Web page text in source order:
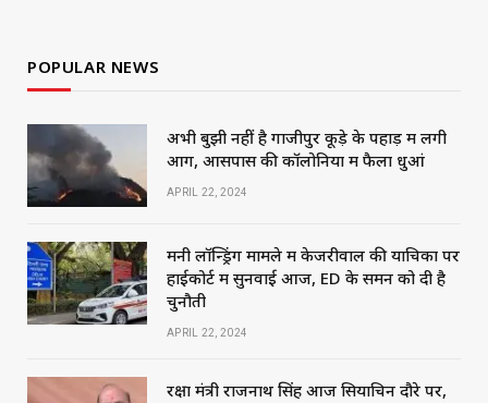
POPULAR NEWS
अभी बुझी नहीं है गाजीपुर कूड़े के पहाड़ में लगी
आग, आसपास की कॉलोनियों में फैला धुआं
APRIL 22, 2024
मनी लॉन्ड्रिंग मामले में केजरीवाल की याचिका पर
हाईकोर्ट में सुनवाई आज, ED के समन को दी है
चुनौती
APRIL 22, 2024
रक्षा मंत्री राजनाथ सिंह आज सियाचिन दौरे पर,